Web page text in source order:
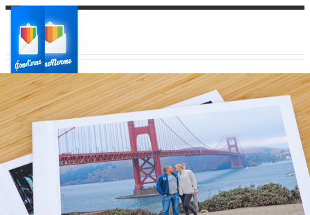
Ваш город:
Ваш регион доставки
Выберите из списка: